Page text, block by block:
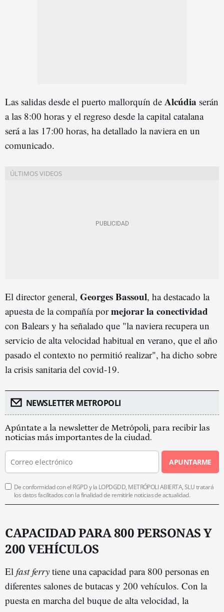
Las salidas desde el puerto mallorquín de Alcúdia serán
a las 8:00 horas y el regreso desde la capital catalana
será a las 17:00 horas, ha detallado la naviera en un
comunicado.
El director general, Georges Bassoul, ha destacado la
apuesta de la compañía pormejorar la conectividad
con Balears y ha señalado que "la naviera recupera un
servicio de alta velocidad habitual en verano, que el año
pasado el contexto no permitió realizar", ha dicho sobre
la crisis sanitaria del covid-19.
NEWSLETTER METROPOLI
Apúntate a la newsletter de Metrópoli, para recibir las
noticias más importantes de la ciudad.
APUNTARME
De conformidad con el RGPD y la LOPDGDD, METRÓPOLI ABIERTA, SLU tratará
los datos facilitados con la finalidad de remitirle noticias de actualidad.
CAPACIDAD PARA 800 PERSONAS Y
200 VEHÍCULOS
El fast ferry tiene una capacidad para 800 personas en
diferentes salones de butacas y 200 vehículos. Con la
puesta en marcha del buque de alta velocidad, la